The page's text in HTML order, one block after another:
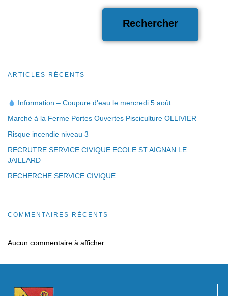
Rechercher
ARTICLES RÉCENTS
Information – Coupure d’eau le mercredi 5 août
Marché à la Ferme Portes Ouvertes Pisciculture OLLIVIER
Risque incendie niveau 3
RECRUTRE SERVICE CIVIQUE ECOLE ST AIGNAN LE
JAILLARD
RECHERCHE SERVICE CIVIQUE
COMMENTAIRES RÉCENTS
Aucun commentaire à afficher.